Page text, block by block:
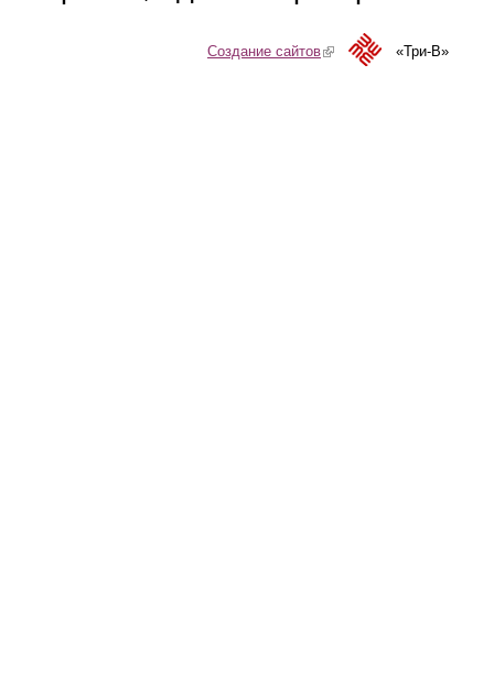
Создание сайтов(link is external)«Три-В»